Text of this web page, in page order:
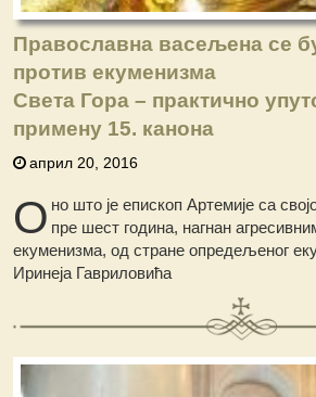
Православна васељена се
против екуменизма
Света Гора – практично
примену 15. канона
април 20, 2016
О но што је епископ Артемије са
пре шест година, нагнан
екуменизма, од стране опредељеног
Иринеја Гавриловића